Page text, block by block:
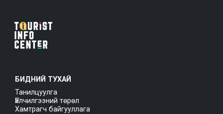
БИДНИЙ ТУХАЙ
Танилцуулга
Үйлчилгээний төрөл
Хамтрагч байгууллага